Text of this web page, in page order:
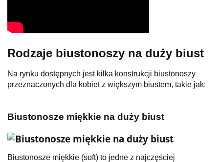
Rodzaje biustonoszy na duży biust
Na rynku dostępnych jest kilka konstrukcji biustonoszy
przeznaczonych dla kobiet z większym biustem, takie jak:
Biustonosze miękkie na duży biust
Biustonosze miękkie (soft) to jedne z najczęściej